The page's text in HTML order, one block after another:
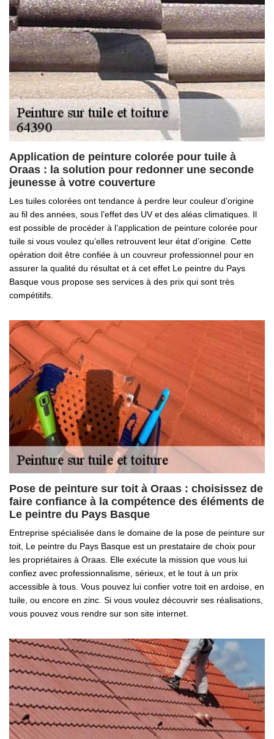
Application de peinture colorée pour tuile à
Oraas : la solution pour redonner une seconde
jeunesse à votre couverture
Les tuiles colorées ont tendance à perdre leur couleur d’origine
au fil des années, sous l’effet des UV et des aléas climatiques. Il
est possible de procéder à l’application de peinture colorée pour
tuile si vous voulez qu’elles retrouvent leur état d’origine. Cette
opération doit être confiée à un couvreur professionnel pour en
assurer la qualité du résultat et à cet effet Le peintre du Pays
Basque vous propose ses services à des prix qui sont très
compétitifs.
Pose de peinture sur toit à Oraas : choisissez de
faire confiance à la compétence des éléments de
Le peintre du Pays Basque
Entreprise spécialisée dans le domaine de la pose de peinture sur
toit, Le peintre du Pays Basque est un prestataire de choix pour
les propriétaires à Oraas. Elle exécute la mission que vous lui
confiez avec professionnalisme, sérieux, et le tout à un prix
accessible à tous. Vous pouvez lui confier votre toit en ardoise, en
tuile, ou encore en zinc. Si vous voulez découvrir ses réalisations,
vous pouvez vous rendre sur son site internet.